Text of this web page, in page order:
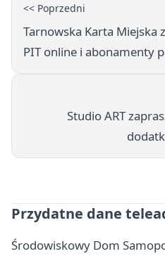
<< Poprzedni
Tarnowska Karta Miejska
PIT online i abonamenty
Studio ART
Przydatne dane
Środowiskowy Dom